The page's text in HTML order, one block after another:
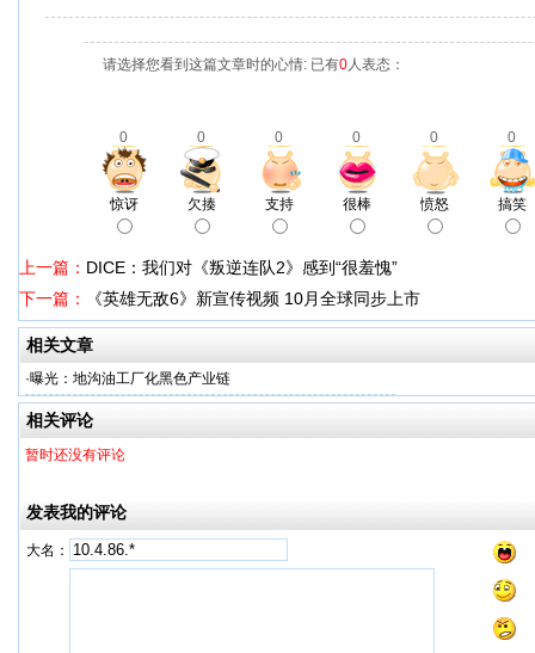
请选择您看到这篇文章时的心情: 已有0人表态：
0 0 0 0 0 0
惊讶 欠揍 支持 很棒 愤怒 搞笑
上一篇： DICE：我们对《叛逆连队2》感到“很羞愧”
下一篇：
《英雄无敌6》新宣传视频 10月全球同步上市
相关文章
·曝光：地沟油工厂化黑色产业链
相关评论
暂时还没有评论
发表我的评论
大名：